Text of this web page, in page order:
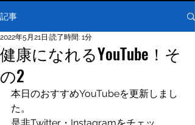
記事
健康になれるYouTube！そ
の2
2022年5月21日 読了時間: 1分
本日のおすすめYouTubeを更新しまし
た。